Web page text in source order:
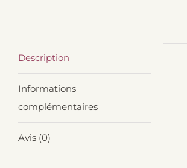
Description
Informations
complémentaires
Avis (0)